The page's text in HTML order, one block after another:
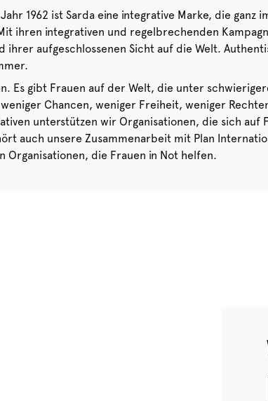
1962 ist Sarda eine integrative Marke, die ganz
ihren integrativen und regelbrechenden
ihrer aufgeschlossenen Sicht auf die Welt.
Es gibt Frauen auf der Welt, die unter
Chancen, weniger Freiheit, weniger
unterstützen wir Organisationen, die sich auf
auch unsere Zusammenarbeit mit Plan
Organisationen, die Frauen in Not helfen.